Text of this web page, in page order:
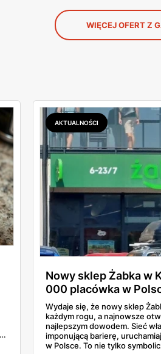
WIĘCEJ OFERT Z
AKTUALNOŚCI
Nowy sklep Żabka w
000 placówka w
Wydaje się, że nowy sklep
każdym rogu, a najnowsze
najlepszym dowodem. Sieć
imponującą barierę,
w Polsce. To nie tylko